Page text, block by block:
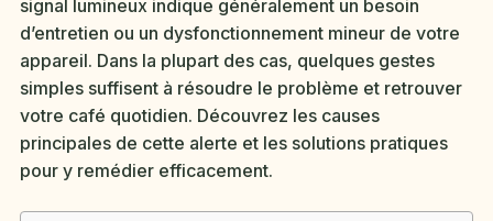
signal lumineux indique généralement un besoin
d’entretien ou un dysfonctionnement mineur de votre
appareil. Dans la plupart des cas, quelques gestes
simples suffisent à résoudre le problème et retrouver
votre café quotidien. Découvrez les causes
principales de cette alerte et les solutions pratiques
pour y remédier efficacement.